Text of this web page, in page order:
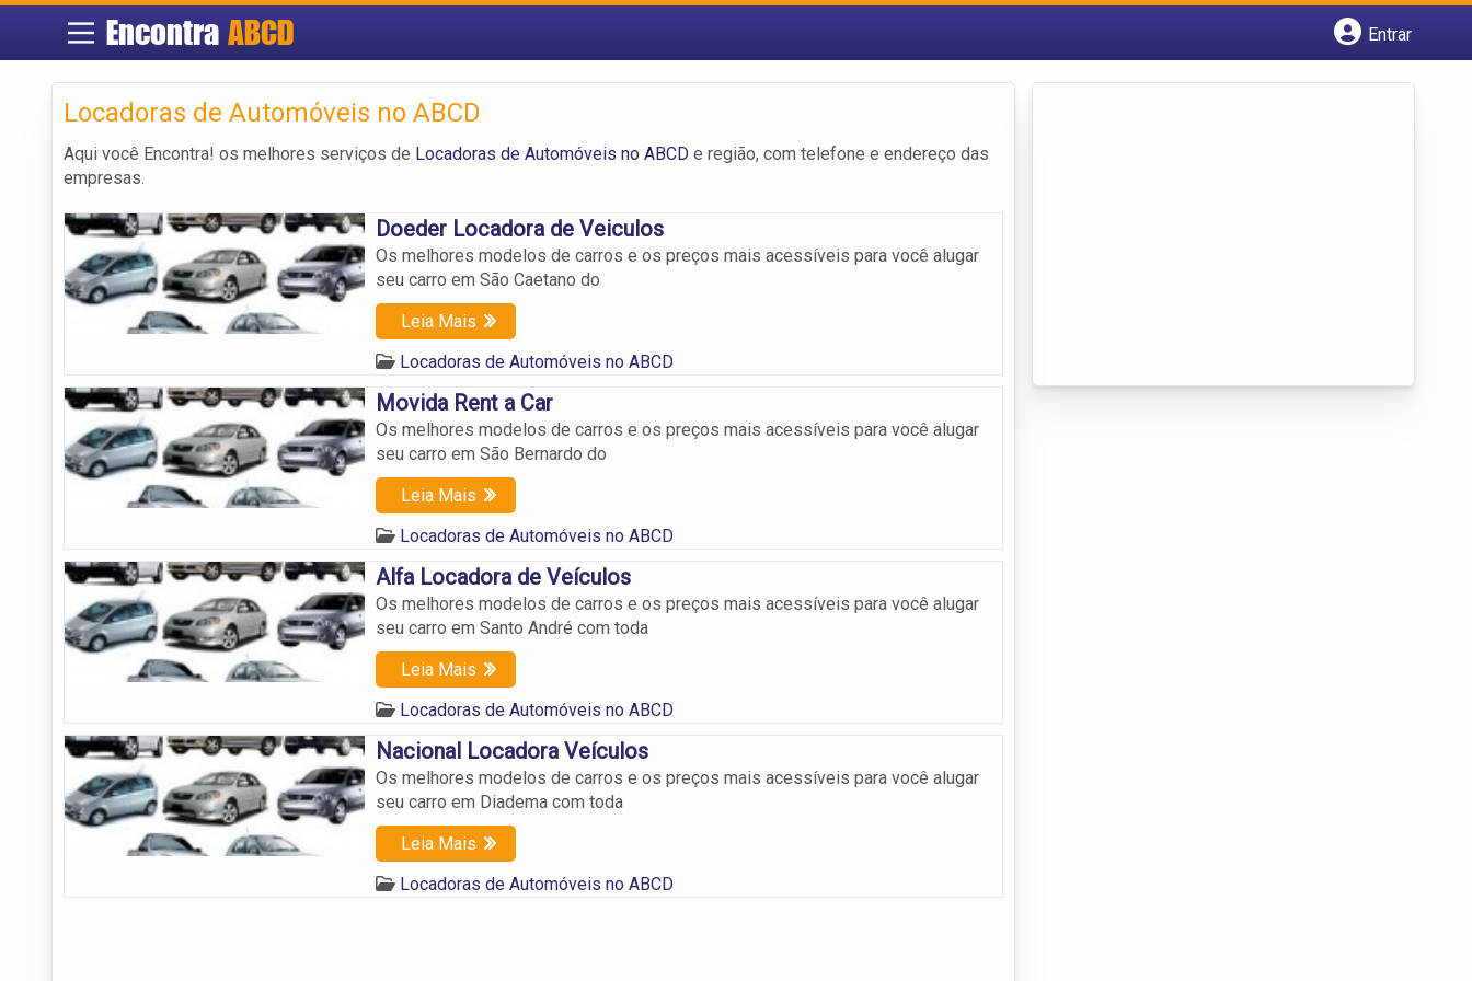
Encontra ABCD
Entrar
Locadoras de Automóveis no ABCD
Aqui você Encontra! os melhores serviços de Locadoras de Automóveis no ABCD e região, com telefone e endereço das
empresas.
Doeder Locadora de Veiculos
Os melhores modelos de carros e os preços mais acessíveis para você alugar
seu carro em São Caetano do
Leia Mais
Locadoras de Automóveis no ABCD
Movida Rent a Car
Os melhores modelos de carros e os preços mais acessíveis para você alugar
seu carro em São Bernardo do
Leia Mais
Locadoras de Automóveis no ABCD
Alfa Locadora de Veículos
Os melhores modelos de carros e os preços mais acessíveis para você alugar
seu carro em Santo André com toda
Leia Mais
Locadoras de Automóveis no ABCD
Nacional Locadora Veículos
Os melhores modelos de carros e os preços mais acessíveis para você alugar
seu carro em Diadema com toda
Leia Mais
Locadoras de Automóveis no ABCD